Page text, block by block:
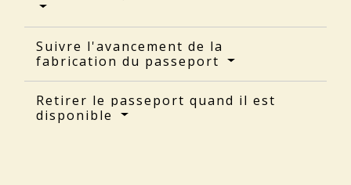
Suivre l'avancement de la
fabrication du passeport
Retirer le passeport quand il est
disponible